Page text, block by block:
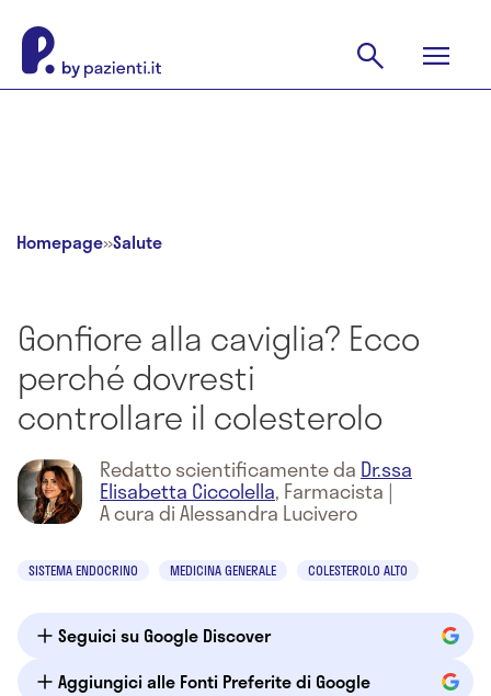
Homepage»Salute
Gonfiore alla caviglia? Ecco
perché dovresti
controllare il colesterolo
Redatto scientificamente da Dr.ssa
Elisabetta Ciccolella, Farmacista |
A cura di Alessandra Lucivero
SISTEMA ENDOCRINO MEDICINA GENERALE COLESTEROLO ALTO
Seguici su Google Discover
Aggiungici alle Fonti Preferite di Google